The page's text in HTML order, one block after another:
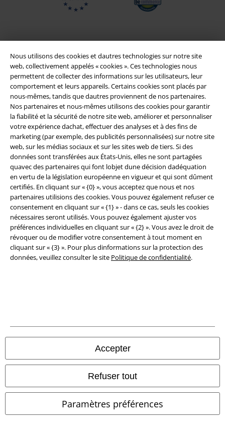
Nous utilisons des cookies et dautres technologies sur notre site
web, collectivement appelés « cookies ». Ces technologies nous
permettent de collecter des informations sur les utilisateurs, leur
comportement et leurs appareils. Certains cookies sont placés par
nous-mêmes, tandis que dautres proviennent de nos partenaires.
Nos partenaires et nous-mêmes utilisons des cookies pour garantir
la fiabilité et la sécurité de notre site web, améliorer et personnaliser
votre expérience dachat, effectuer des analyses et à des fins de
marketing (par exemple, des publicités personnalisées) sur notre site
web, sur les médias sociaux et sur les sites web de tiers. Si des
données sont transférées aux États-Unis, elles ne sont partagées
quavec des partenaires qui font lobjet dune décision dadéquation
en vertu de la législation européenne en vigueur et qui sont dûment
certifiés. En cliquant sur « {0} », vous acceptez que nous et nos
partenaires utilisions des cookies. Vous pouvez également refuser ce
consentement en cliquant sur « {1} » - dans ce cas, seuls les cookies
nécessaires seront utilisés. Vous pouvez également ajuster vos
préférences individuelles en cliquant sur « {2} ». Vous avez le droit de
révoquer ou de modifier votre consentement à tout moment en
cliquant sur « {3} ». Pour plus dinformations sur la protection des
données, veuillez consulter le site Politique de confidentialité.
Accepter
Refuser tout
Paramètres préférences
Légal
Conditions générales
Éditeur
Clauses de confidentialité
Élimination des déchets et protection de l'environnement
Déclaration de Conformité
Informations sur l'accessibilité
Boutiques en ligne EMP